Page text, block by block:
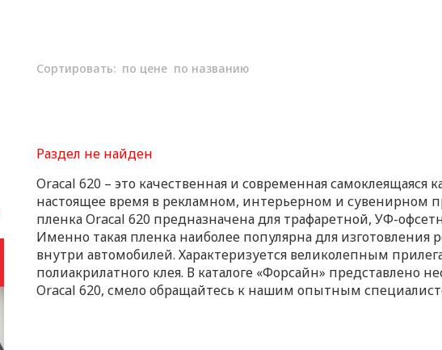
Сортировать: по цене по названию
Раздел не найден
Oracal 620 – это качественная и современная самоклеящаяся
настоящее время в рекламном, интерьерном и сувенирном
пленка Oracal 620 предназначена для трафаретной, УФ-
Именно такая пленка наиболее популярна для
внутри автомобилей. Характеризуется великолепным
полиакрилатного клея. В каталоге «Форсайн» представлено
Oracal 620, смело обращайтесь к нашим опытным